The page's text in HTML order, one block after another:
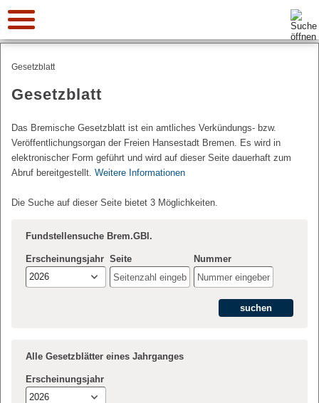
Suche:
Gesetzblatt
Gesetzblatt
Das Bremische Gesetzblatt ist ein amtliches Verkündungs- bzw.
Veröffentlichungsorgan der Freien Hansestadt Bremen. Es wird in
elektronischer Form geführt und wird auf dieser Seite dauerhaft zum
Abruf bereitgestellt. Weitere Informationen
Die Suche auf dieser Seite bietet 3 Möglichkeiten.
Fundstellensuche Brem.GBl.
Erscheinungsjahr
2026
Seite Nummer
Alle Gesetzblätter eines Jahrganges
Erscheinungsjahr
2026